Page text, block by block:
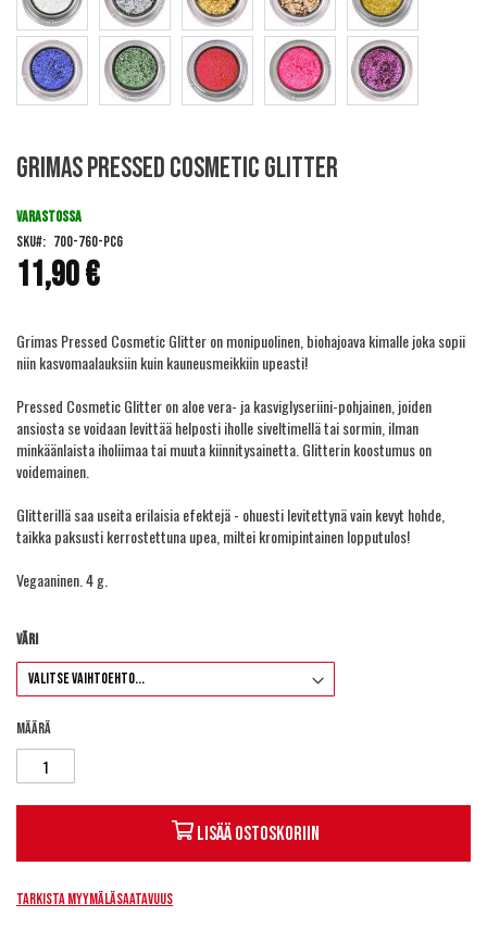
to
beginning
the
images
gallery
Grimas Pressed Cosmetic Glitter
11,90 €
VARASTOSSA
SKU
700-760-PCG
Grimas Pressed Cosmetic Glitter on monipuolinen, biohajoava kimalle joka sopii
niin kasvomaalauksiin kuin kauneusmeikkiin upeasti!
Pressed Cosmetic Glitter on aloe vera- ja kasviglyseriini-pohjainen, joiden
ansiosta se voidaan levittää helposti iholle siveltimellä tai sormin, ilman
minkäänlaista iholiimaa tai muuta kiinnitysainetta. Glitterin koostumus on
voidemainen.
Glitterillä saa useita erilaisia efektejä - ohuesti levitettynä vain kevyt hohde,
taikka paksusti kerrostettuna upea, miltei kromipintainen lopputulos!
Vegaaninen. 4 g.
Väri
Määrä
Lisää ostoskoriin
Tarkista myymäläsaatavuus